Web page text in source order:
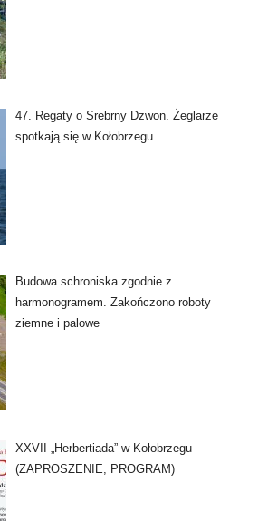
47. Regaty o Srebrny Dzwon. Żeglarze
spotkają się w Kołobrzegu
Budowa schroniska zgodnie z
harmonogramem. Zakończono roboty
ziemne i palowe
XXVII „Herbertiada” w Kołobrzegu
(ZAPROSZENIE, PROGRAM)